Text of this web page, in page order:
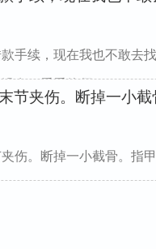
手续，现在我也不敢去
有，看看律师...
节夹伤。断掉一小
伤。断掉一小截骨。指